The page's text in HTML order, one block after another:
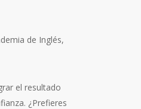
de Inglés,
el resultado
¿Prefieres